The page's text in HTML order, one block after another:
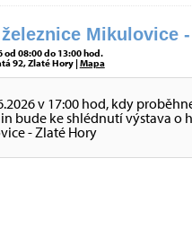
Mikulovice
od 08:00 do 13:00 hod.
92, Zlaté Hory |Mapa
v 17:00 hod, kdy
bude ke shlédnutí výstava o
- Zlaté Hory